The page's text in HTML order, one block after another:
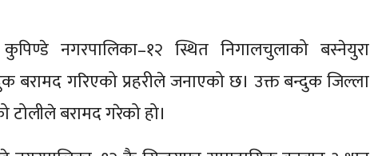
नगरपालिका–१२ स्थित निगालचुलाको बस्नेयुरा
बरामद गरिएको प्रहरीले जनाएको छ। उक्त बन्दुक जिल्ला
टोलीले बरामद गरेको हो।